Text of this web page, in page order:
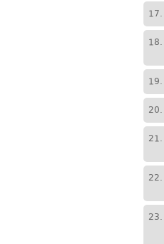
17.
18.
19.
20.
21.
22.
23.